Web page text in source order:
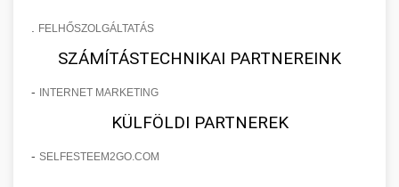
FELHŐSZOLGÁLTATÁS
SZÁMÍTÁSTECHNIKAI PARTNEREINK
- INTERNET MARKETING
KÜLFÖLDI PARTNEREK
- SELFESTEEM2GO.COM